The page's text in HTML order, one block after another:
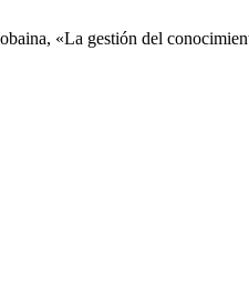
«La gestión del